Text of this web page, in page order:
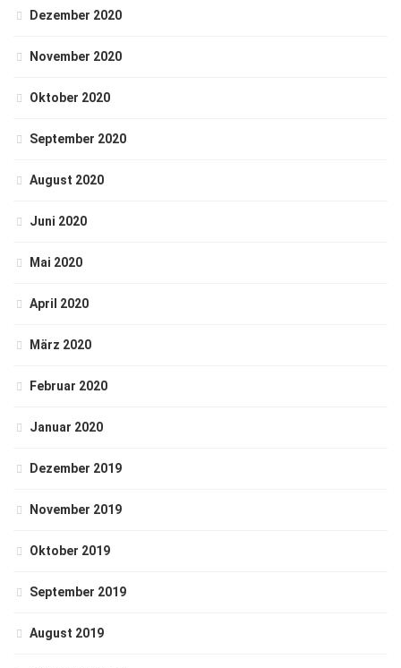
Dezember 2020
November 2020
Oktober 2020
September 2020
August 2020
Juni 2020
Mai 2020
April 2020
März 2020
Februar 2020
Januar 2020
Dezember 2019
November 2019
Oktober 2019
September 2019
August 2019